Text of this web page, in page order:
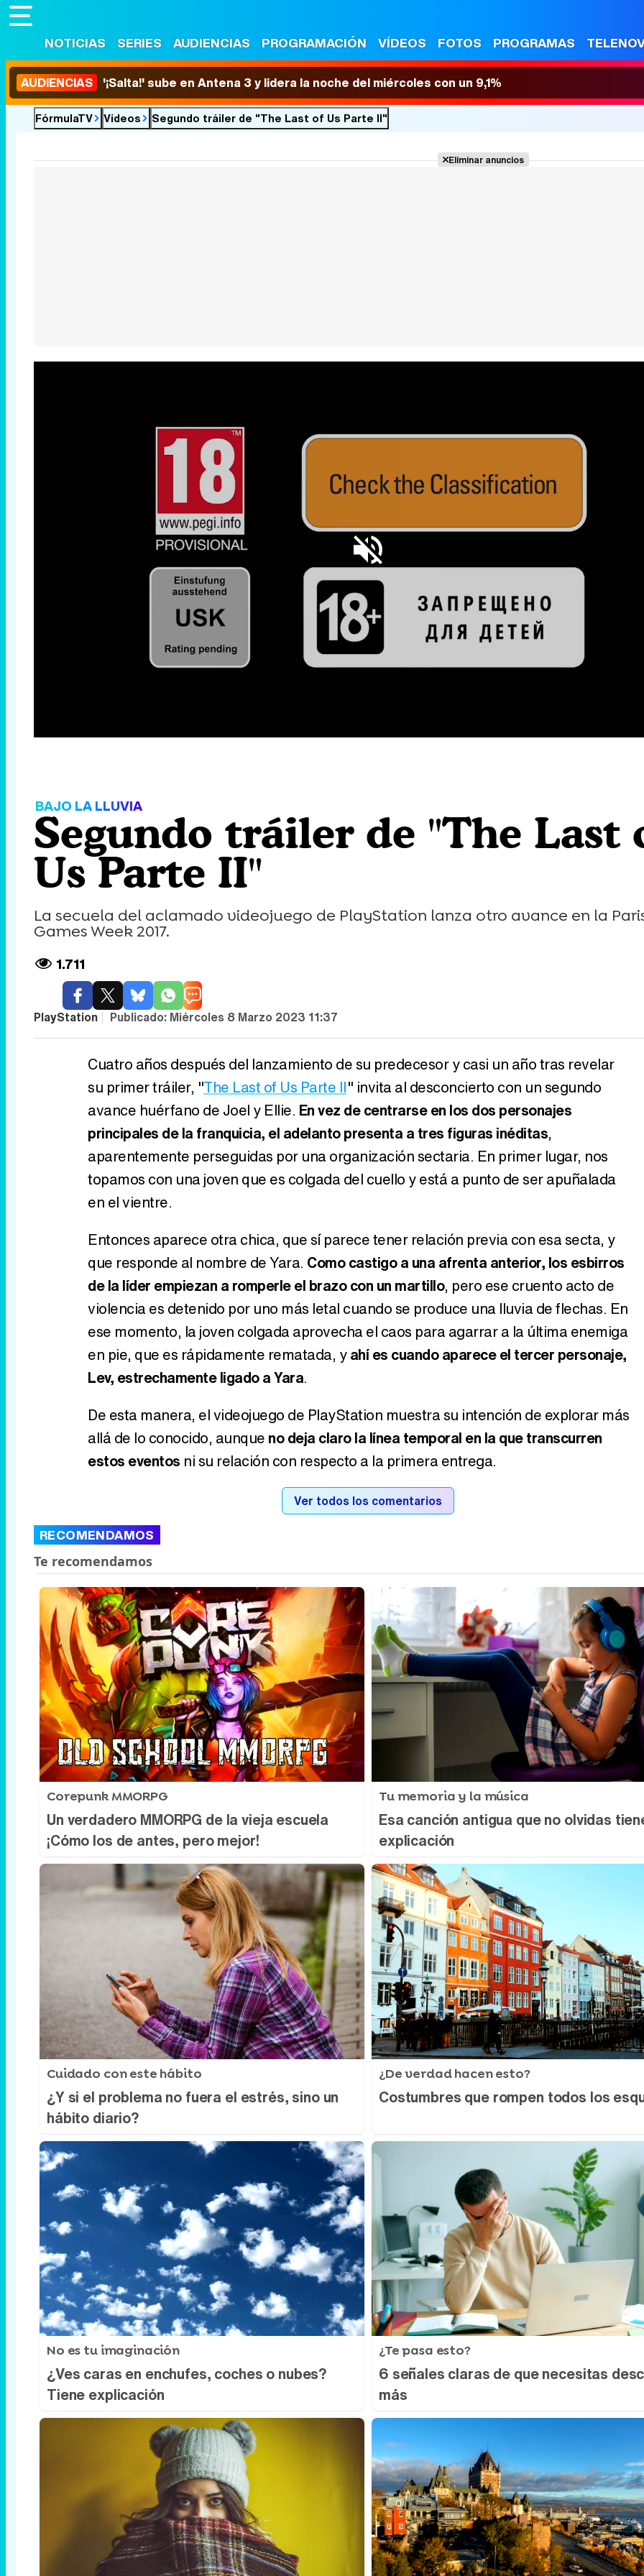
NOTICIAS SERIES AUDIENCIAS PROGRAMACIÓN VÍDEOS FOTOS PROGRAMAS
AUDIENCIAS '¡Salta!' sube en Antena 3 y lidera la noche del miércoles con un 9,1%
FórmulaTV Vídeos Segundo tráiler de "The Last of Us Parte II"
Eliminar anuncios
BAJO LA LLUVIA
Segundo tráiler de "The Last
Us Parte II"
La secuela del aclamado videojuego de PlayStation lanza otro avance en la
Games Week 2017.
1.711
PlayStation | Publicado: Miércoles 8 Marzo 2023 11:37
Cuatro años después del lanzamiento de su predecesor y casi un año tras revelar
su primer tráiler, "The Last of Us Parte II" invita al desconcierto con un segundo
avance huérfano de Joel y Ellie. En vez de centrarse en los dos personajes
principales de la franquicia, el adelanto presenta a tres figuras inéditas,
aparentemente perseguidas por una organización sectaria. En primer lugar, nos
topamos con una joven que es colgada del cuello y está a punto de ser apuñalada
en el vientre.
Entonces aparece otra chica, que sí parece tener relación previa con esa secta, y
que responde al nombre de Yara. Como castigo a una afrenta anterior, los esbirros
de la líder empiezan a romperle el brazo con un martillo, pero ese cruento acto de
violencia es detenido por uno más letal cuando se produce una lluvia de flechas. En
ese momento, la joven colgada aprovecha el caos para agarrar a la última enemiga
en pie, que es rápidamente rematada, yahí es cuando aparece el tercer personaje,
Lev, estrechamente ligado a Yara.
De esta manera, el videojuego de PlayStation muestra su intención de explorar más
allá de lo conocido, aunque no deja claro la línea temporal en la que transcurren
estos eventos ni su relación con respecto a la primera entrega.
Ver todos los comentarios
RECOMENDAMOS
Corepunk MMORPG
Un verdadero MMORPG de la vieja escuela
¡Cómo los de antes, pero mejor!
Tu memoria y la música
Esa canción antigua que no olvidas
explicación
Cuidado con este hábito
¿Y si el problema no fuera el estrés, sino un
hábito diario?
¿De verdad hacen esto?
Costumbres que rompen todos los
No es tu imaginación
¿Ves caras en enchufes, coches o nubes?
Tiene explicación
¿Te pasa esto?
6 señales claras de que necesitas
más